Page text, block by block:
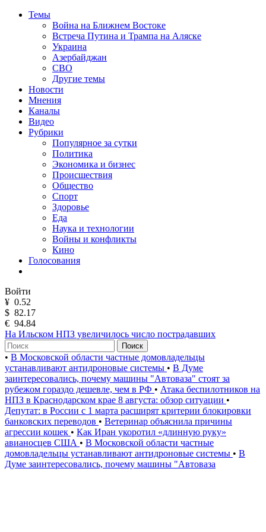
Темы
Война на Ближнем Востоке
Встреча Путина и Трампа на Аляске
Украина
Азербайджан
СВО
Другие темы
Новости
Мнения
Каналы
Видео
Рубрики
Популярное за сутки
Политика
Экономика и бизнес
Происшествия
Общество
Спорт
Здоровье
Еда
Наука и технологии
Войны и конфликты
Кино
Голосования
Войти
¥ 0.52
$ 82.17
€ 94.84
На Ильском НПЗ увеличилось число пострадавших
Поиск
• В Московской области частные домовладельцы
устанавливают антидроновые системы • В Думе
заинтересовались, почему машины "Автоваза" стоят за
рубежом гораздо дешевле, чем в РФ • Атака беспилотников на
НПЗ в Краснодарском крае 8 августа: обзор ситуации •
Депутат: в России с 1 марта расширят критерии блокировки
банковских переводов • Ветеринар объяснила причины
агрессии кошек • Как Иран укоротил «длинную руку»
авианосцев США • В Московской области частные
домовладельцы устанавливают антидроновые системы • В
Думе заинтересовались, почему машины "Автоваза